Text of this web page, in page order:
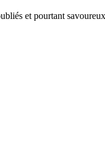
et pourtant